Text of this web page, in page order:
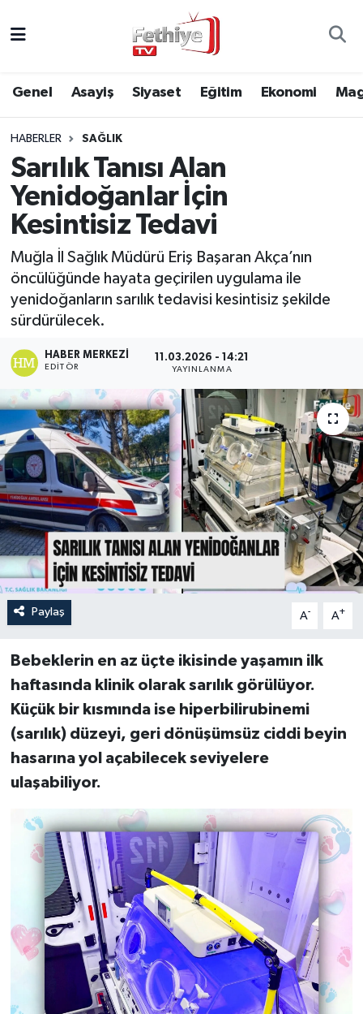
Genel Asayiş Siyaset Eğitim Ekonomi
HABERLER SAĞLIK
Sarılık Tanısı Alan
Yenidoğanlar İçin
Kesintisiz Tedavi
Muğla İl Sağlık Müdürü Eriş Başaran Akça’nın
öncülüğünde hayata geçirilen uygulama ile
yenidoğanların sarılık tedavisi kesintisiz şekilde
sürdürülecek.
HABER MERKEZI
EDITÖR
11.03.2026 - 14:21
YAYINLANMA
Paylaş A- A+
Bebeklerin en az üçte ikisinde yaşamın ilk
haftasında klinik olarak sarılık görülüyor.
Küçük bir kısmında ise hiperbilirubinemi
(sarılık) düzeyi, geri dönüşümsüz ciddi beyin
hasarına yol açabilecek seviyelere
ulaşabiliyor.
Asayiş
Eğitim
Ekonomi
Kültür
Magazin
Spor
Turizm
Muğla Hava Durumu
Muğla Namaz Vakitleri
Muğla Trafik Yoğunluk Haritası
Süper Lig Puan Durumu ve Fikstür
Tüm Manşetler
Son Dakika Haberleri
Haber Arşivi